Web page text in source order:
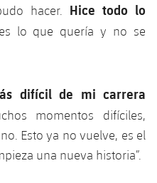
hacer. Hice todo lo
lo que quería y no se
difícil de mi carrera
momentos difíciles,
Esto ya no vuelve, es el
una nueva historia”.